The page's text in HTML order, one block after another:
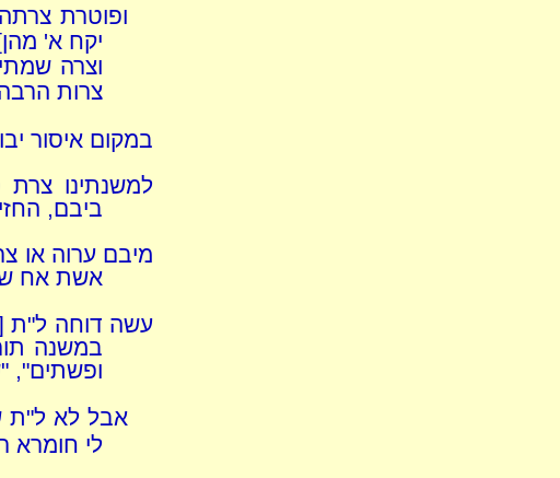
ופוטרת
יקח א'
וצרה
צרות
במקום איסור
למשנתינו
ביבם,
מיבם ערוה או
אשת אח
עשה דוחה ל"ת
במשנה
ופשתים",
אבל לא ל"ת
לי חומרא